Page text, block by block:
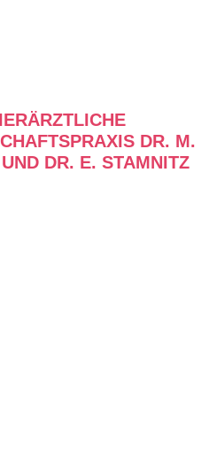
DR. M.
DR. E. STAMNITZ